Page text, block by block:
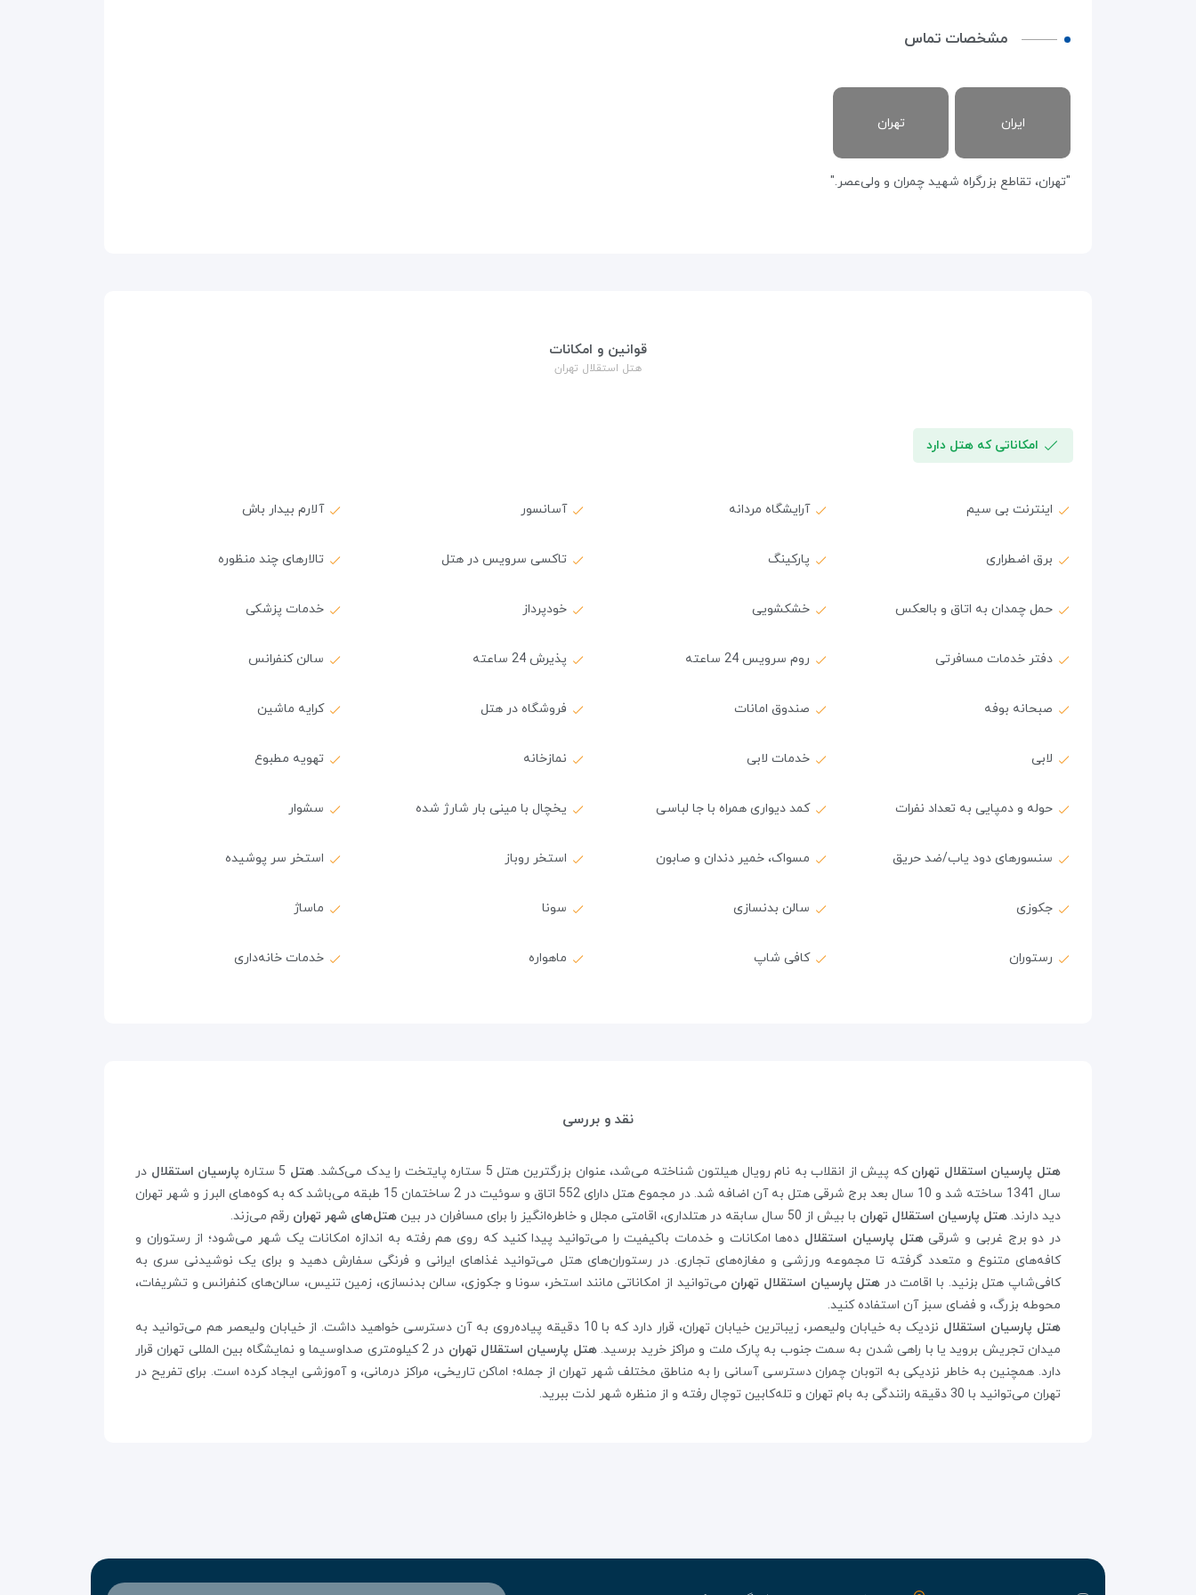
مشخصات تماس
ایران تهران
"تهران، تقاطع بزرگراه شهید چمران و ولی‌عصر."
قوانین و امکانات
هتل استقلال تهران
امکاناتی که هتل دارد
اینترنت بی سیم آرایشگاه مردانه آسانسور آلارم بیدار باش
برق اضطراری پارکینگ تاکسی سرویس در هتل تالارهای چند منظوره
حمل چمدان به اتاق و بالعکس خشکشویی خودپرداز خدمات پزشکی
دفتر خدمات مسافرتی روم سرویس 24 ساعته پذیرش 24 ساعته سالن کنفرانس
صبحانه بوفه صندوق امانات فروشگاه در هتل کرایه ماشین
لابی خدمات لابی نمازخانه تهویه مطبوع
حوله و دمپایی به تعداد نفرات کمد دیواری همراه با جا لباسی یخچال با مینی بار شارژ شده سشوار
سنسورهای دود یاب/ضد حریق مسواک، خمیر دندان و صابون استخر روباز استخر سر پوشیده
جکوزی سالن بدنسازی سونا ماساژ
رستوران کافی شاپ ماهواره خدمات خانه‌داری
نقد و بررسی
هتل پارسیان استقلال تهرانکه پیش از انقلاب به نام رویال هیلتون شناخته می‌شد، عنوان بزرگترین هتل 5 ستاره پایتخت را یدک می‌کشد. هتل 5 ستاره پارسیان استقلال در
سال 1341 ساخته شد و 10 سال بعد برج شرقی هتل به آن اضافه شد. در مجموع هتل دارای 552 اتاق و سوئیت در 2 ساختمان 15 طبقه می‌باشد که به کوه‎‌های البرز و شهر تهران
دید دارند. هتل پارسیان استقلال تهران با بیش از 50 سال سابقه در هتلداری، اقامتی مجلل و خاطره‌انگیز را برای مسافران در بین هتل‌های شهر تهران رقم می‌زند.
در دو برج غربی و شرقیهتل پارسیان استقلال ده‌ها امکانات و خدمات باکیفیت را می‌توانید پیدا کنید که روی هم رفته به اندازه امکانات یک شهر می‌شود؛ از رستوران و
کافه‌های متنوع و متعدد گرفته تا مجموعه ورزشی و مغازه‌های تجاری. در رستوران‌های هتل می‌توانید غذاهای ایرانی و فرنگی سفارش دهید و برای یک نوشیدنی سری به
کافی‌شاپ هتل بزنید. با اقامت در هتل پارسیان استقلال تهران می‌توانید از امکاناتی مانند استخر، سونا و جکوزی، سالن بدنسازی، زمین تنیس، سالن‌های کنفرانس و تشریفات،
محوطه بزرگ، و فضای سبز آن استفاده کنید.
هتل پارسیان استقلال
نزدیک به خیابان ولیعصر، زیباترین خیابان تهران، قرار دارد که با 10 دقیقه پیاده‌روی به آن دسترسی خواهید داشت. از خیابان ولیعصر هم می‌توانید به
میدان تجریش بروید یا با راهی شدن به سمت جنوب به پارک ملت و مراکز خرید برسید.هتل پارسیان استقلال تهران
در 2 کیلومتری صداوسیما و نمایشگاه بین المللی تهران قرار
دارد. همچنین به خاطر نزدیکی به اتوبان چمران دسترسی آسانی را به مناطق مختلف شهر تهران از جمله؛ اماکن تاریخی، مراکز درمانی، و آموزشی ایجاد کرده است. برای تفریح در
تهران می‌توانید با 30 دقیقه رانندگی به بام تهران و تله‌کابین توچال رفته و از منظره شهر لذت ببرید.